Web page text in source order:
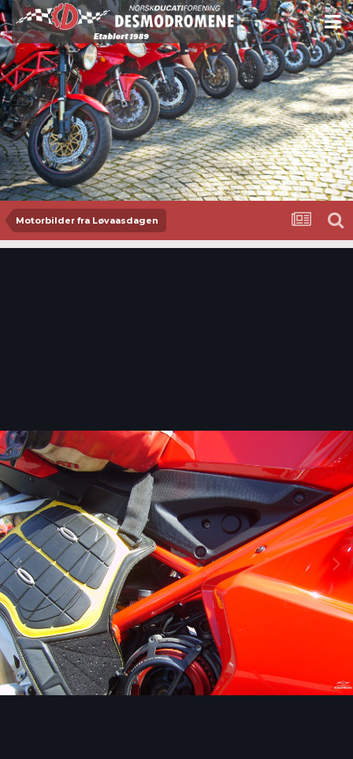
Motorbilder fra Løvaasdagen